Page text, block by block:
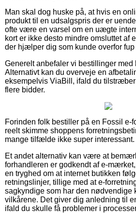
Man skal dog huske på, at hvis en
produkt til en udsalgspris der er
ofte være en varsel om en uægte
kort er ikke desto mindre omsluttet af
der hjælper dig som kunde overfor fup
Generelt anbefaler vi bestillinger med
Alternativt kan du overveje en
eksempelvis ViaBill, ifald du
flere bidder.
Forinden folk bestiller på en Fossil e-
reelt skimme shoppens
mange tilfælde ikke super interessant.
Et andet alternativ kan være at
forhandleren er godkendt af e-
en tryghed om at internet butikken
retningslinjer, tillige med at e-
sagkyndige som har den nødvendige
vilkårene. Det giver dig anledning til
ifald du skulle få problemer i